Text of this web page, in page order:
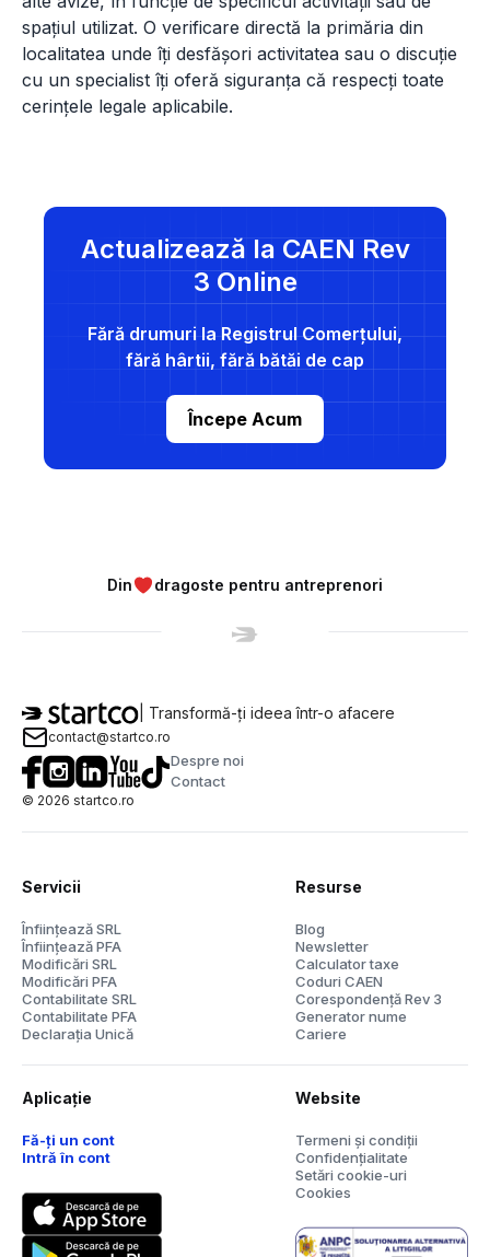
spațiul utilizat. O verificare directă la primăria din
localitatea unde îți desfășori activitatea sau o discuție
cu un specialist îți oferă siguranța că respecți toate
cerințele legale aplicabile.
Actualizează la CAEN Rev
3 Online
Fără drumuri la Registrul Comerțului,
fără hârtii, fără bătăi de cap
Începe Acum
Din dragoste pentru antreprenori
| Transformă-ți ideea într-o afacere
contact@startco.ro
Despre noi
Contact
© 2026 startco.ro
Servicii
Înființează SRL
Înființează PFA
Modificări SRL
Modificări PFA
Contabilitate SRL
Contabilitate PFA
Declarația Unică
Resurse
Blog
Newsletter
Calculator taxe
Coduri CAEN
Corespondență Rev 3
Generator nume
Cariere
Aplicație
Fă-ți un cont
Intră în cont
Website
Termeni și condiții
Confidențialitate
Setări cookie-uri
Cookies